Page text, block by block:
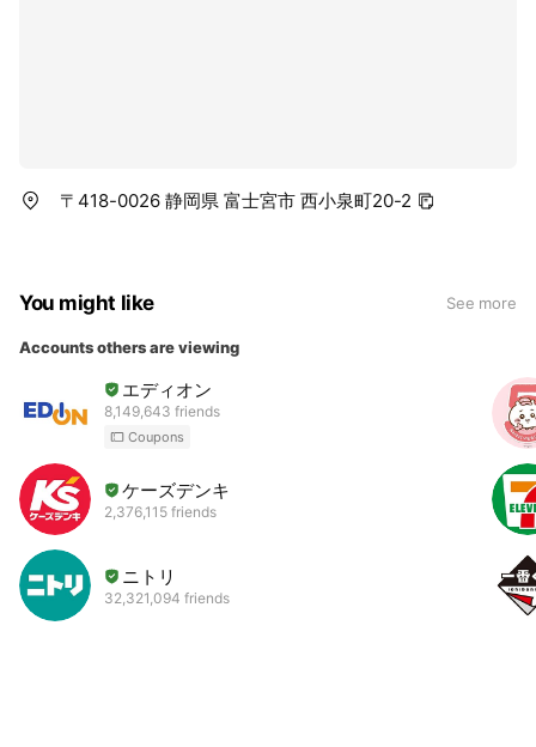
〒418-0026 静岡県 富士宮市 西小泉町20-2
You might like See more
Accounts others are viewing
エディオン
8,149,643 friends
Coupons
ケーズデンキ
2,376,115 friends
ニトリ
32,321,094 friends